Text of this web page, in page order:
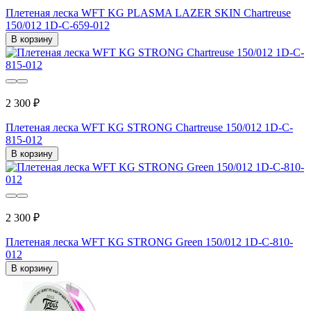
Плетеная леска WFT KG PLASMA LAZER SKIN Chartreuse
150/012 1D-C-659-012
В корзину
2 300 ₽
Плетеная леска WFT KG STRONG Chartreuse 150/012 1D-C-
815-012
В корзину
2 300 ₽
Плетеная леска WFT KG STRONG Green 150/012 1D-C-810-
012
В корзину